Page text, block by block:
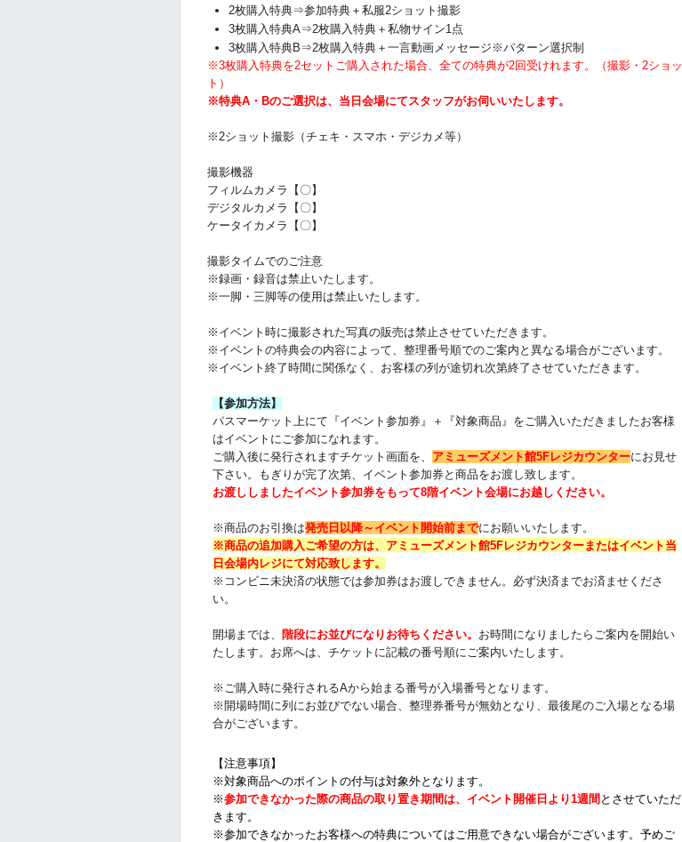
2枚購入特典⇒参加特典＋私服2ショット撮影
3枚購入特典A⇒2枚購入特典＋私物サイン1点
3枚購入特典B⇒2枚購入特典＋一言動画メッセージ※パターン選択制
※3枚購入特典を2セットご購入された場合、全ての特典が2回受けれます。（撮影・2ショッ
ト）
※特典A・Bのご選択は、当日会場にてスタッフがお伺いいたします。
※2ショット撮影（チェキ・スマホ・デジカメ等）
撮影機器
フィルムカメラ【〇】
デジタルカメラ【〇】
ケータイカメラ【〇】
撮影タイムでのご注意
※録画・録音は禁止いたします。
※一脚・三脚等の使用は禁止いたします。
※イベント時に撮影された写真の販売は禁止させていただきます。
※イベントの特典会の内容によって、整理番号順でのご案内と異なる場合がございます。
※イベント終了時間に関係なく、お客様の列が途切れ次第終了させていただきます。
【参加方法】
パスマーケット上にて『イベント参加券』＋『対象商品』をご購入いただきましたお客様
はイベントにご参加になれます。
ご購入後に発行されますチケット画面を、 アミューズメント館5Fレジカウンターにお見せ
下さい。
もぎりが完了次第、イベント参加券と商品をお渡し致します。
お渡ししましたイベント参加券をもって8階イベント会場にお越しください。
※商品のお引換は発売日以降～ イベント開始前までにお願いいたします。
※商品の追加購入ご希望の方は、 アミューズメント館5Fレジカウンターまたはイベント当
日会場内レジにて対応致します。
※コンビニ未決済の状態では参加券はお渡しできません。必ず決済までお済ませくださ
い。
開場までは、 階段にお並びになりお待ちください。 お時間になりましたらご案内を開始い
たします。お席へは、チケットに記載の番号順にご案内いたします 。
※ご購入時に発行されるAから始まる番号が入場番号となります。
※開場時間に列にお並びでない場合、整理券番号が無効となり、最後尾のご入場となる場
合がございます。
【注意事項】
※対象商品へのポイントの付与は対象外となります。
※参加できなかった際の商品の取り置き期間は、イベント開催日より1週間とさせていただ
きます。
※参加できなかったお客様への特典についてはご用意できない場合がございます。 予めご